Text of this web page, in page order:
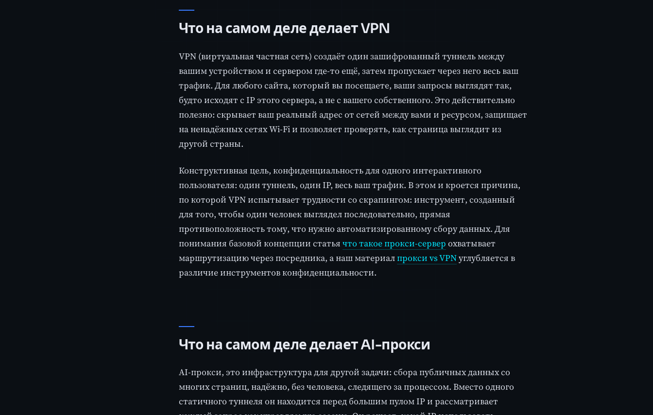
Что на самом деле делает VPN
VPN (виртуальная частная сеть) создаёт один зашифрованный туннель между
вашим устройством и сервером где-то ещё, затем пропускает через него весь ваш
трафик. Для любого сайта, который вы посещаете, ваши запросы выглядят так,
будто исходят с IP этого сервера, а не с вашего собственного. Это действительно
полезно: скрывает ваш реальный адрес от сетей между вами и ресурсом, защищает
на ненадёжных сетях Wi-Fi и позволяет проверять, как страница выглядит из
другой страны.
Конструктивная цель, конфиденциальность для одного интерактивного
пользователя: один туннель, один IP, весь ваш трафик. В этом и кроется причина,
по которой VPN испытывает трудности со скрапингом: инструмент, созданный
для того, чтобы один человек выглядел последовательно, прямая
противоположность тому, что нужно автоматизированному сбору данных. Для
понимания базовой концепции статья что такое прокси-сервер охватывает
маршрутизацию через посредника, а наш материалпрокси vs VPNуглубляется в
различие инструментов конфиденциальности.
Что на самом деле делает AI-прокси
AI-прокси, это инфраструктура для другой задачи: сбора публичных данных со
многих страниц, надёжно, без человека, следящего за процессом. Вместо одного
статичного туннеля он находится перед большим пулом IP и рассматривает